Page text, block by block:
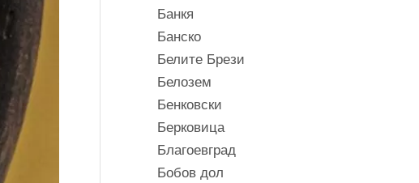
Банкя
Банско
Белите Брези
Белозем
Бенковски
Берковица
Благоевград
Бобов дол